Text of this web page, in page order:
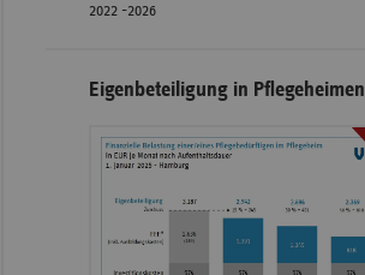
2022 -2026
Eigenbeteiligung in Pflegeheimen